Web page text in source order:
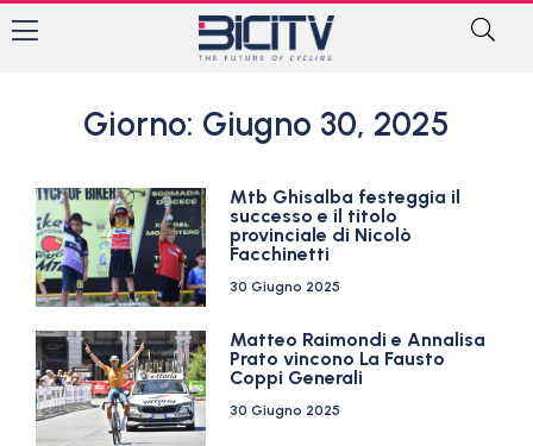
Giorno: Giugno 30, 2025
Mtb Ghisalba festeggia il
successo e il titolo
provinciale di Nicolò
Facchinetti
30 Giugno 2025
Matteo Raimondi e Annalisa
Prato vincono La Fausto
Coppi Generali
30 Giugno 2025